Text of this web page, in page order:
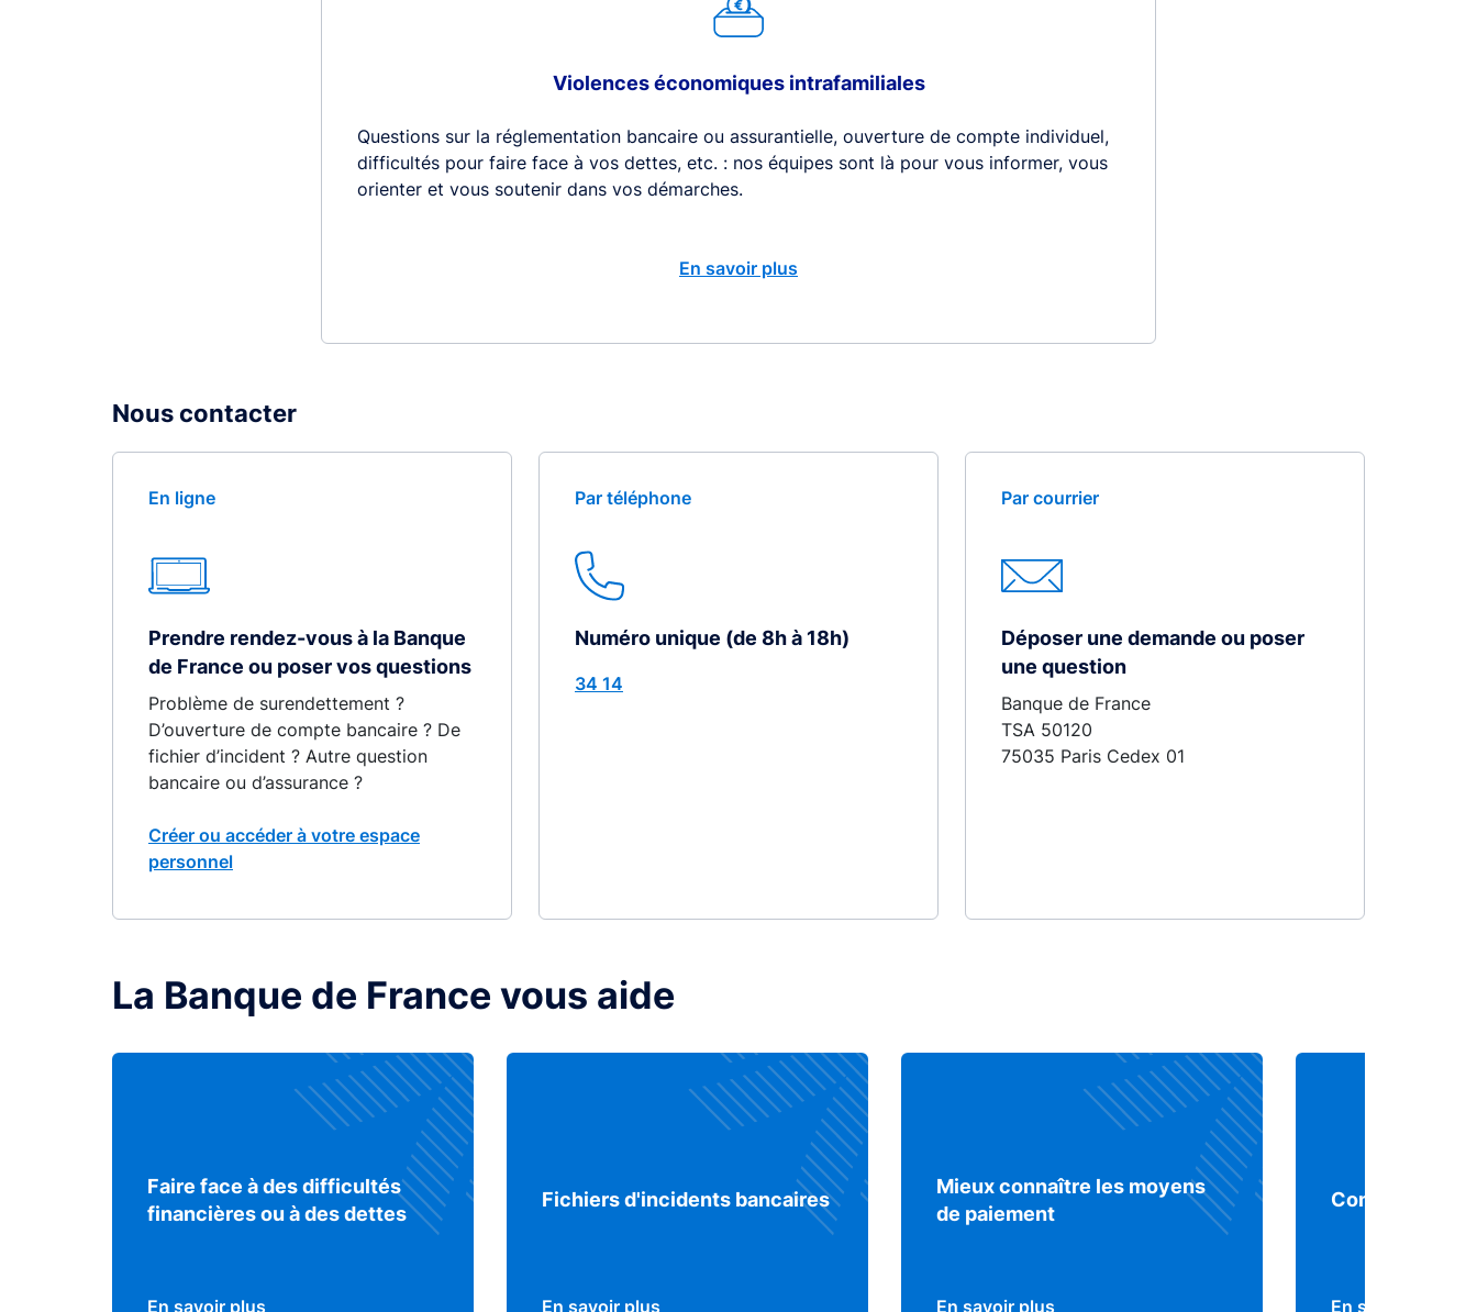
Violences économiques intrafamiliales
Questions sur la réglementation bancaire ou assurantielle, ouverture de compte individuel,
difficultés pour faire face à vos dettes, etc. : nos équipes sont là pour vous informer, vous
orienter et vous soutenir dans vos démarches.
En savoir plus
Nous contacter
En ligne
Prendre rendez-vous à la Banque
de France ou poser vos questions
Problème de surendettement ?
D’ouverture de compte bancaire ? De
fichier d’incident ? Autre question
bancaire ou d’assurance ?
Créer ou accéder à votre espace
personnel
Par téléphone
Numéro unique (de 8h à 18h)
34 14
Par courrier
Déposer une demande ou poser
une question
Banque de France
TSA 50120
75035 Paris Cedex 01
La Banque de France vous aide
Faire face à des difficultés
financières ou à des dettes
En savoir plus
Fichiers d'incidents bancaires
En savoir plus
Mieux connaître les moyens
de paiement
En savoir plus
Comprendre
En savoir plus